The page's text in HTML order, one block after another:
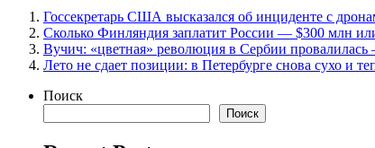
Госсекретарь США высказался об инциденте с
Сколько Финляндия заплатит России — $300 млн
Вучич: «цветная» революция в Сербии
Лето не сдает позиции: в Петербурге снова сухо и
Поиск
Поиск